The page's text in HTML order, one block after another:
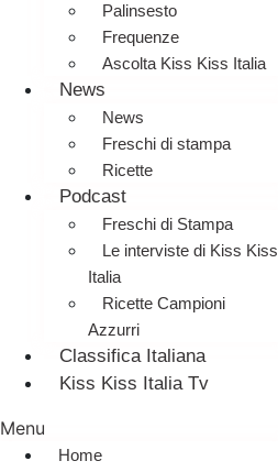
Palinsesto
Frequenze
Ascolta Kiss Kiss Italia
News
News
Freschi di stampa
Ricette
Podcast
Freschi di Stampa
Le interviste di Kiss Kiss
Italia
Ricette Campioni
Azzurri
Classifica Italiana
Kiss Kiss Italia Tv
Menu
Home